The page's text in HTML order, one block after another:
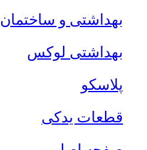
بهداشتی و ساختمان
بهداشتی لوکس
پلاسکو
قطعات یدکی